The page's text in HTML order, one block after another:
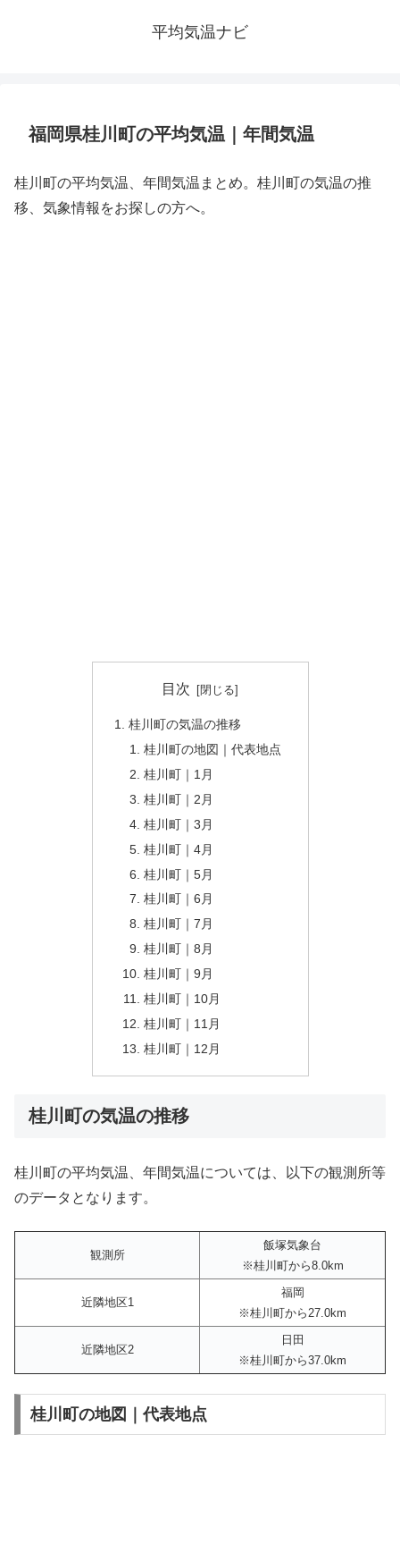
平均気温ナビ
福岡県桂川町の平均気温｜年間気温
桂川町の平均気温、年間気温まとめ。桂川町の気温の推
移、気象情報をお探しの方へ。
目次
桂川町の気温の推移
桂川町の地図｜代表地点
桂川町｜1月
桂川町｜2月
桂川町｜3月
桂川町｜4月
桂川町｜5月
桂川町｜6月
桂川町｜7月
桂川町｜8月
桂川町｜9月
桂川町｜10月
桂川町｜11月
桂川町｜12月
桂川町の気温の推移
桂川町の平均気温、年間気温については、以下の観測所等
のデータとなります。
観測所
飯塚気象台
※桂川町から8.0km
近隣地区1
福岡
※桂川町から27.0km
近隣地区2
日田
※桂川町から37.0km
桂川町の地図｜代表地点